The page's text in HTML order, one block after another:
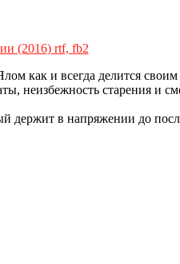
как и всегда делится
неизбежность старения и
держит в напряжении до